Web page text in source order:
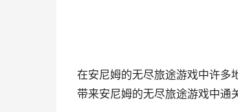
在安尼姆的无尽旅途游戏中许多
带来安尼姆的无尽旅途游戏中通